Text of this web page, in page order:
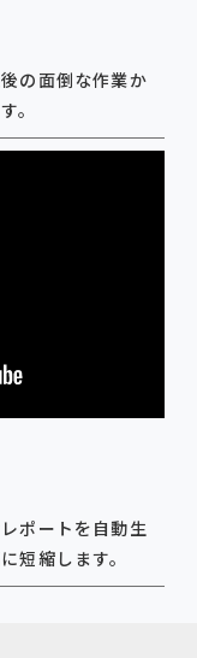
の面倒な作業か
。
ポートを自動生
短縮します。